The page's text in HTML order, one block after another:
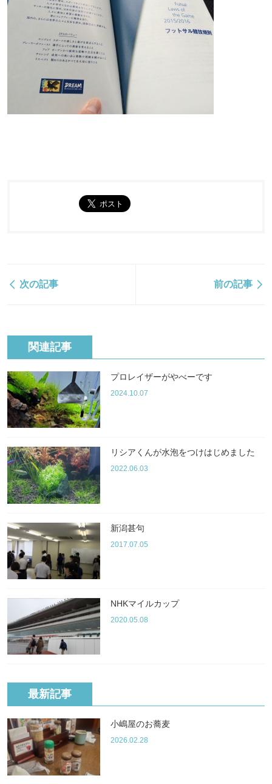
次の記事 前の記事
関連記事
プロレイザーがやべーです
2024.10.07
リシアくんが水泡をつけはじめました
2022.06.03
新潟甚句
2017.07.05
NHKマイルカップ
2020.05.08
最新記事
小嶋屋のお蕎麦
2026.02.28